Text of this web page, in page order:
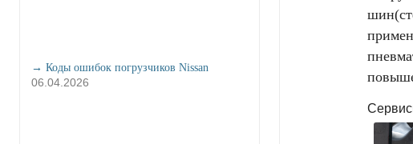
→ Коды ошибок погрузчиков Nissan
06.04.2026